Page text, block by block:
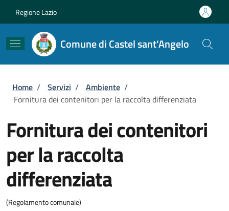
Regione Lazio
Comune di Castel sant'Angelo
Briciole di pane
Home / Servizi / Ambiente /
Fornitura dei contenitori per la raccolta differenziata
Fornitura dei contenitori
per la raccolta
differenziata
(Regolamento comunale)